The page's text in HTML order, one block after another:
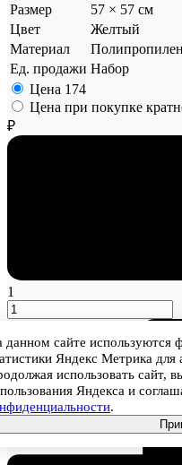
Размер
57 × 57 см
Цвет
Желтый
Материал
Полипропилен
Ед. продажи Набор
Цена 174
Цена при покупке
₽
1
данном сайте используются
Яндекс Метрика для
использовать сайт,
Яндекса и
.